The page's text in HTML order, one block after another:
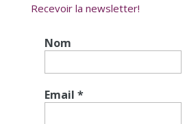
Recevoir la newsletter!
Nom
Email *